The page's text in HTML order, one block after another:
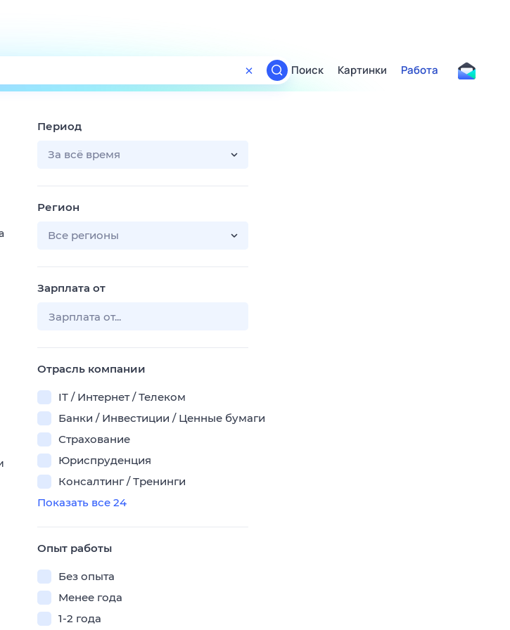
Поиск
ТВ-программа
Поиск Картинки Работа
Период
За всё время
Регион
Все регионы
Зарплата от
Отрасль компании
IT / Интернет / Телеком
Банки / Инвестиции / Ценные бумаги
Страхование
Юриспруденция
Консалтинг / Тренинги
Показать все 24
Опыт работы
Без опыта
Менее года
1-2 года